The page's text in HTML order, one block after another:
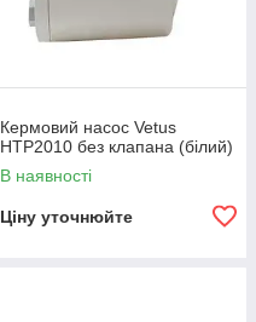
Кермовий насос Vetus
HTP2010 без клапана (білий)
В наявності
Ціну уточнюйте